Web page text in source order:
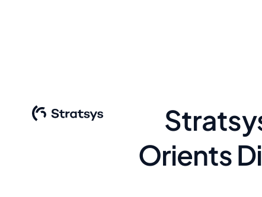
Orients